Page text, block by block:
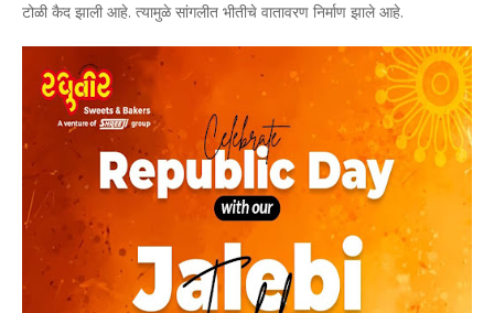
टोळी कैद झाली आहे. त्यामुळे सांगलीत भीतीचे वातावरण निर्माण झाले आहे.